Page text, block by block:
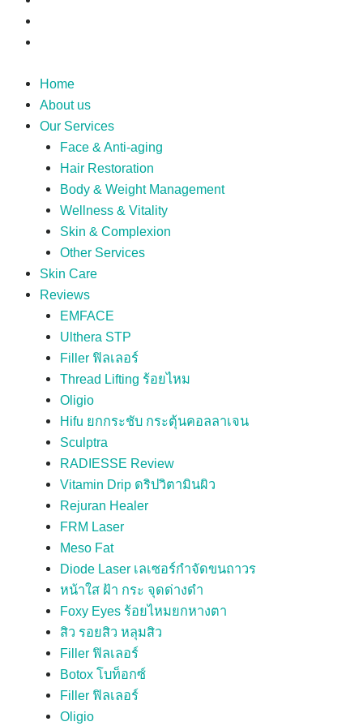
Home
About us
Our Services
Face & Anti-aging
Hair Restoration
Body & Weight Management
Wellness & Vitality
Skin & Complexion
Other Services
Skin Care
Reviews
EMFACE
Ulthera STP
Filler ฟิลเลอร์
Thread Lifting ร้อยไหม
Oligio
Hifu ยกกระชับ กระตุ้นคอลลาเจน
Sculptra
RADIESSE Review
Vitamin Drip ดริปวิตามินผิว
Rejuran Healer
FRM Laser
Meso Fat
Diode Laser เลเซอร์กำจัดขนถาวร
หน้าใส ฝ้า กระ จุดด่างดำ
Foxy Eyes ร้อยไหมยกหางตา
สิว รอยสิว หลุมสิว
Filler ฟิลเลอร์
Botox โบท็อกซ์
Filler ฟิลเลอร์
Oligio